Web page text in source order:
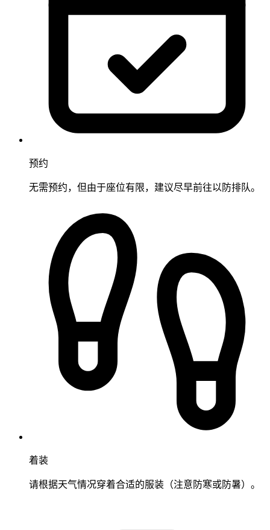
预约
无需预约，但由于座位有限，建议尽早前往以防排队。
着装
请根据天气情况穿着合适的服装（注意防寒或防暑）。